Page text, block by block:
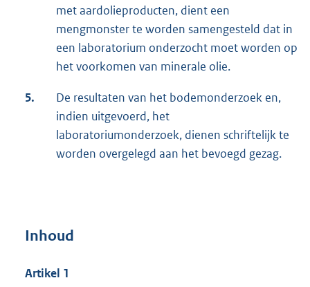
met aardolieproducten, dient een
mengmonster te worden samengesteld dat in
een laboratorium onderzocht moet worden op
het voorkomen van minerale olie.
5.
De resultaten van het bodemonderzoek en,
indien uitgevoerd, het
laboratoriumonderzoek, dienen schriftelijk te
worden overgelegd aan het bevoegd gezag.
Inhoud
Artikel 1